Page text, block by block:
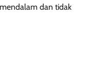
dan tidak